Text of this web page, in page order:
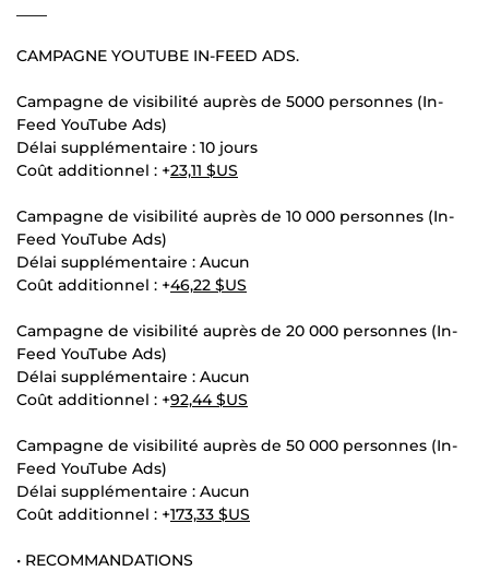
CAMPAGNE YOUTUBE IN-FEED ADS.
Campagne de visibilité auprès de 5000 personnes (In-
Feed YouTube Ads)
Délai supplémentaire : 10 jours
Coût additionnel : +23,11 $US
Campagne de visibilité auprès de 10 000 personnes (In-
Feed YouTube Ads)
Délai supplémentaire : Aucun
Coût additionnel : +46,22 $US
Campagne de visibilité auprès de 20 000 personnes (In-
Feed YouTube Ads)
Délai supplémentaire : Aucun
Coût additionnel : +92,44 $US
Campagne de visibilité auprès de 50 000 personnes (In-
Feed YouTube Ads)
Délai supplémentaire : Aucun
Coût additionnel : +173,33 $US
• RECOMMANDATIONS